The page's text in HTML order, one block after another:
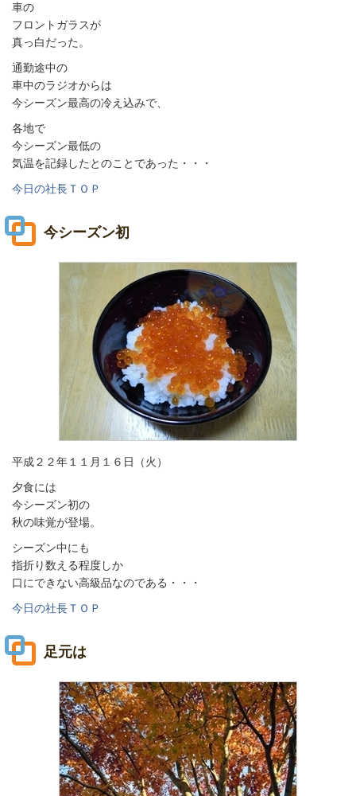
車の
フロントガラスが
真っ白だった。
通勤途中の
車中のラジオからは
今シーズン最高の冷え込みで、
各地で
今シーズン最低の
気温を記録したとのことであった・・・
今日の社長ＴＯＰ
今シーズン初
平成２２年１１月１６日（火）
夕食には
今シーズン初の
秋の味覚が登場。
シーズン中にも
指折り数える程度しか
口にできない高級品なのである・・・
今日の社長ＴＯＰ
足元は